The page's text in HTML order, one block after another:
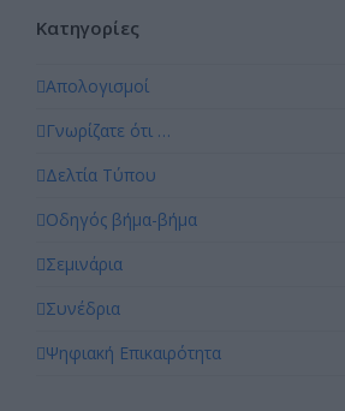
Kατηγορίες
Απολογισμοί
Γνωρίζατε ότι …
Δελτία Τύπου
Οδηγός βήμα-βήμα
Σεμινάρια
Συνέδρια
Ψηφιακή Επικαιρότητα